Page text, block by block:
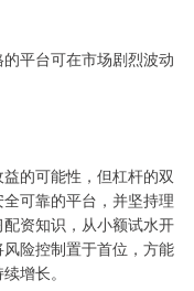
平台可在市场剧烈波动
的可能性，但杠杆的双
可靠的平台，并坚持理
资知识，从小额试水开
险控制置于首位，方能
增长。